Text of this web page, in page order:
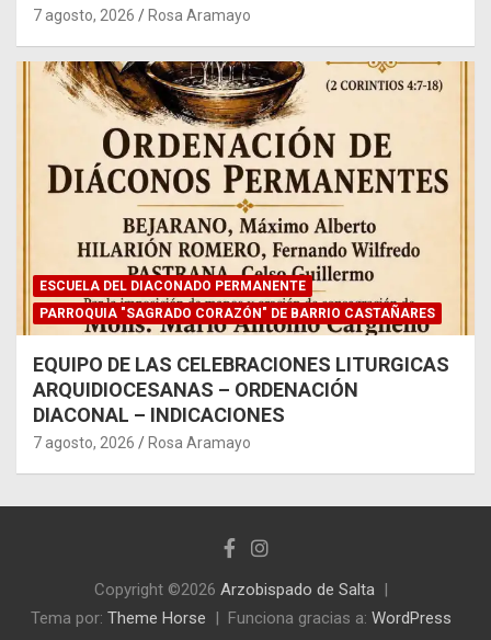
7 agosto, 2026 Rosa Aramayo
ESCUELA DEL DIACONADO PERMANENTE
PARROQUIA "SAGRADO CORAZÓN" DE BARRIO CASTAÑARES
EQUIPO DE LAS CELEBRACIONES LITURGICAS
ARQUIDIOCESANAS – ORDENACIÓN
DIACONAL – INDICACIONES
7 agosto, 2026 Rosa Aramayo
Copyright ©2026 Arzobispado de Salta
Tema por: Theme Horse Funciona gracias a: WordPress